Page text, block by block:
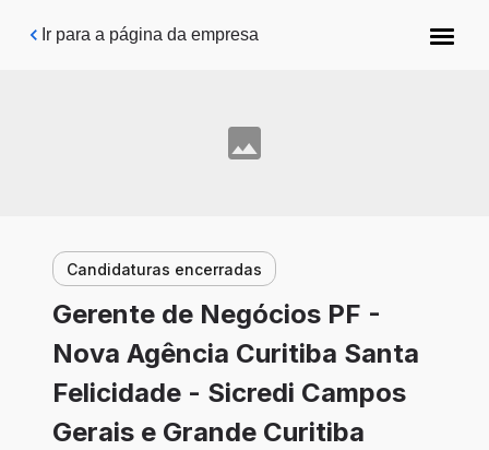
Pular para o conteúdo principal
Ir para a página da empresa
Candidaturas encerradas
Gerente de Negócios PF -
Nova Agência Curitiba Santa
Felicidade - Sicredi Campos
Gerais e Grande Curitiba